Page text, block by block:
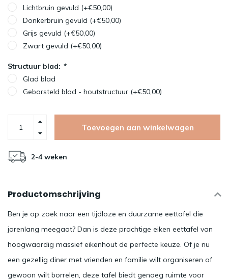
Lichtbruin gevuld (+€50,00)
Donkerbruin gevuld (+€50,00)
Grijs gevuld (+€50,00)
Zwart gevuld (+€50,00)
Structuur blad: *
Glad blad
Geborsteld blad - houtstructuur (+€50,00)
Toevoegen aan winkelwagen
2-4 weken
Productomschrijving
Ben je op zoek naar een tijdloze en duurzame eettafel die
jarenlang meegaat? Dan is deze prachtige eiken eettafel van
hoogwaardig massief eikenhout de perfecte keuze. Of je nu
een gezellig diner met vrienden en familie wilt organiseren of
gewoon wilt borrelen, deze tafel biedt genoeg ruimte voor